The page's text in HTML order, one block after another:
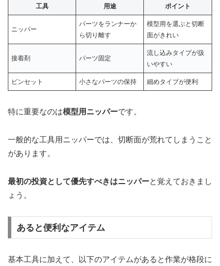
工具 用途 ポイント
ニッパー
パーツをランナーか
ら切り離す
模型用を選ぶと切断
面がきれい
接着剤 パーツ固定
流し込みタイプが扱
いやすい
ピンセット 小さなパーツの保持 細めタイプが便利
特に重要なのは模型用ニッパーです。
一般的な工具用ニッパーでは、切断面が荒れてしまうこと
があります。
最初の投資として優先すべきはニッパーと覚えておきまし
ょう。
あると便利なアイテム
基本工具に加えて、以下のアイテムがあると作業が格段に